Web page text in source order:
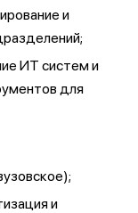
и
ИТ систем и
для
и